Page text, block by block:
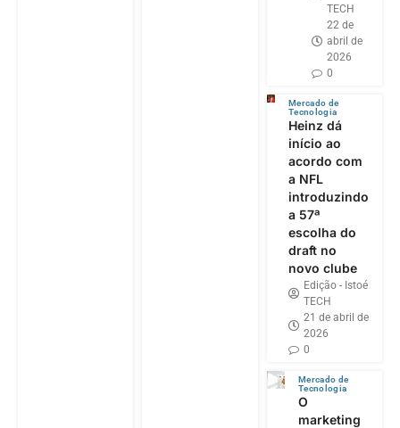
TECH
22 de
abril de
2026
0
Mercado de
Tecnologia
Heinz dá
início ao
acordo com
a NFL
introduzindo
a 57ª
escolha do
draft no
novo clube
Edição - Istoé
TECH
21 de abril de
2026
0
Mercado de
Tecnologia
O
marketing